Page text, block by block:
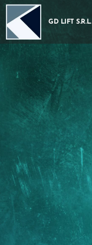
GD LIFT S.R.L.